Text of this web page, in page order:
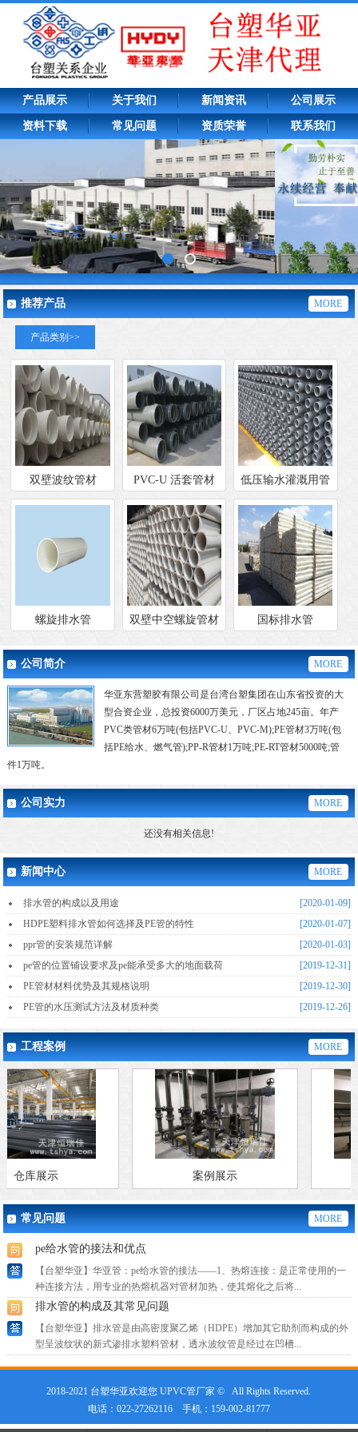
产品展示 关于我们 新闻资讯 公司展示
资料下载 常见问题 资质荣誉 联系我们
推荐产品 MORE
产品类别>>
双壁波纹管材 PVC-U 活套管材 低压输水灌溉用管
螺旋排水管 双壁中空螺旋管材 国标排水管
公司简介 MORE
华亚东营塑胶有限公司是台湾台塑集团在山东省投资的大
型合资企业，总投资6000万美元，厂区占地245亩。年产
PVC类管材6万吨(包括PVC-U、PVC-M);PE管材3万吨(包
括PE给水、燃气管);PP-R管材1万吨;PE-RT管材5000吨;管
件1万吨。
新的台阶。目前公司已经成为国内塑胶管材、管件最为齐全的专业化工厂之
公司实力 MORE
还没有相关信息!
新闻中心 MORE
[2020-01-09]
排水管的构成以及用途
[2020-01-07]
HDPE塑料排水管如何选择及PE管的特性
[2020-01-03]
ppr管的安装规范详解
[2019-12-31]
pe管的位置铺设要求及pe能承受多大的地面载荷
[2019-12-30]
PE管材材料优势及其规格说明
[2019-12-26]
PE管的水压测试方法及材质种类
工程案例 MORE
仓库展示 案例展示
常见问题 MORE
UPVC工业管道操作工艺
【台塑华亚】UPVC工业管道操作工艺:工艺流程：安装准备→预制加工→
干管安装→立管安装→支管安装→卡件固定→封口堵洞→→闭...
华亚塑胶管材中涉及的压力值
在设计、使用管材时，我们会遇到几种压力，很多工地人员对这些压力分
不清楚，现对台塑华亚管材所涉及的几种压力概念进行介绍： ...
PP-R管道试压方法和特点
【台塑华亚】华亚管：1、管道安装结束前必须进行水压试验，以确认其熔
pe给水管的接法和优点
【台塑华亚】华亚管：pe给水管的接法——1、热熔连接：是正常使用的一
种连接方法，用专业的热熔机器对管材加热，使其熔化之后将...
排水管的构成及其常见问题
【台塑华亚】排水管是由高密度聚乙烯（HDPE）增加其它助剂而构成的外
型呈波纹状的新式渗排水塑料管材，透水波纹管是经过在凹槽...
接头漏水解决方法和ppr选购技巧
【台塑华亚】接头漏水解决方法——PPR管的接口采用热熔技术，管子之间
完全融合到了一起，所以一旦安装打压测试通过，不会再漏水...
选购ppr管要注意的点及其性能因素
2018-2021 台塑华亚欢迎您 UPVC管厂家 © All Rights Reserved.
电话： 022-27262116手机： 159-002-81777